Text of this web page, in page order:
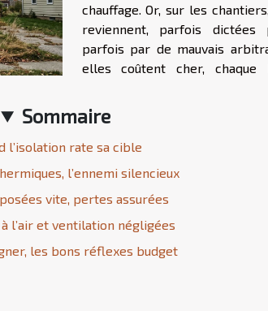
Sommaire
l’isolation rate sa cible
l’ennemi silencieux
vite, pertes assurées
l’air et ventilation négligées
les bons réflexes budget
chauffage. Or, sur les
reviennent, parfois dictées
parfois par de mauvais
elles coûtent cher, chaque